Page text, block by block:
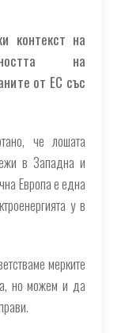
контекст на
на
от ЕС със
че лошата
в Западна и
Европа е една
у в
мерките
но можем и да